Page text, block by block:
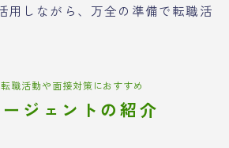
用しながら、万全の準備で転職活
職活動や面接対策におすすめ
ジェントの紹介